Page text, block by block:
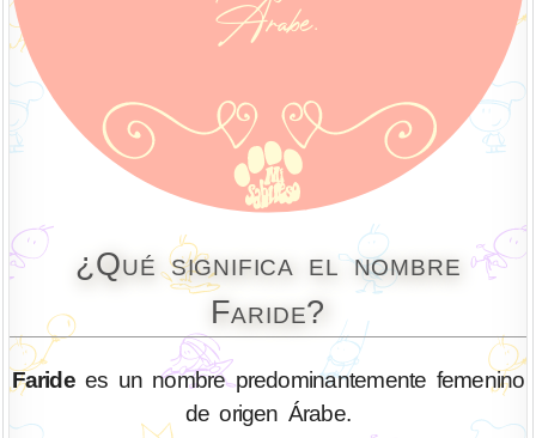
¿Qué significa el nombre
Faride?
Faridees un nombre predominantemente femenino
de origen Árabe.